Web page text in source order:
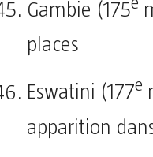
Gambie (175
places
Eswatini (177e
apparition